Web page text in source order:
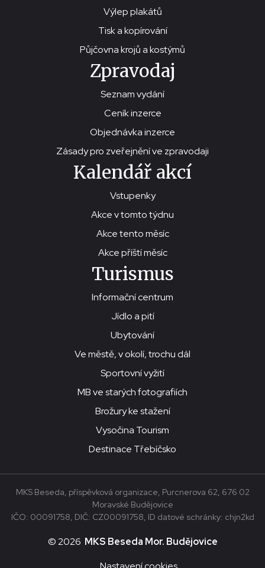
Výlep plakátů
Tisk a kopírování
Půjčovna krojů a kostýmů
Zpravodaj
Seznam vydání
Ceník inzerce
Objednávka inzerce
Zásady pro zveřejnění ve zpravodaji
Kalendář akcí
Vstupenky
Akce v tomto týdnu
Akce tento měsíc
Akce příští měsíc
Turismus
Informační centrum
Jídlo a pití
Ubytování
Ve městě, v okolí, trochu dál
Sportovní vyžití
MB ve starých fotografiích
Brožury ke stažení
Vysočina Tourism
Destinace Třebíčsko
© 2026 MKS Beseda Mor. Budějovice
MKS Beseda, příspěvková organizace, Purcnerova 62, 676 02
Moravské Budějovice
IČO: 00091758, DIČ: CZ00091758, ID datové schránky: chjn2kd